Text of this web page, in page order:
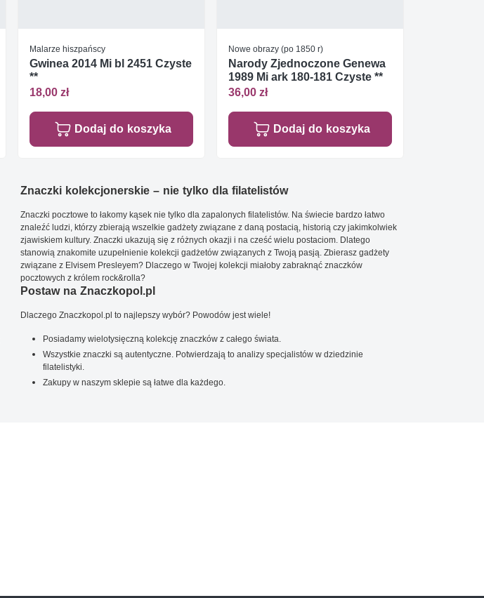
Malarze hiszpańscy
Gwinea 2014 Mi bl 2451 Czyste
**
18,00 zł
Dodaj do koszyka
Nowe obrazy (po 1850 r)
Narody Zjednoczone Genewa
1989 Mi ark 180-181 Czyste **
36,00 zł
Dodaj do koszyka
Znaczki kolekcjonerskie – nie tylko dla filatelistów
Znaczki pocztowe to łakomy kąsek nie tylko dla zapalonych filatelistów. Na świecie bardzo łatwo
znaleźć ludzi, którzy zbierają wszelkie gadżety związane z daną postacią, historią czy jakimkolwiek
zjawiskiem kultury. Znaczki ukazują się z różnych okazji i na cześć wielu postaciom. Dlatego
stanowią znakomite uzupełnienie kolekcji gadżetów związanych z Twoją pasją. Zbierasz gadżety
związane z Elvisem Presleyem? Dlaczego w Twojej kolekcji miałoby zabraknąć znaczków
pocztowych z królem rock&rolla?
Postaw na Znaczkopol.pl
Dlaczego Znaczkopol.pl to najlepszy wybór? Powodów jest wiele!
Posiadamy wielotysięczną kolekcję znaczków z całego świata.
Wszystkie znaczki są autentyczne. Potwierdzają to analizy specjalistów w dziedzinie
filatelistyki.
Zakupy w naszym sklepie są łatwe dla każdego.